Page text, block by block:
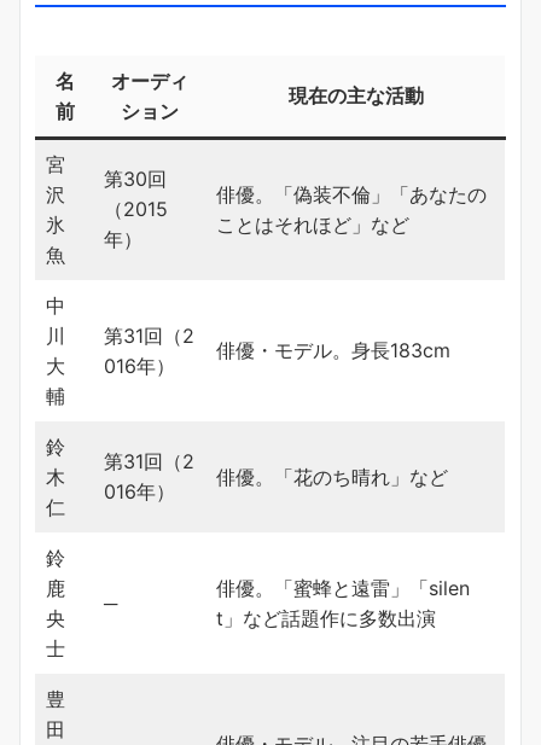
名
前
オーディ
ション
現在の主な活動
宮
沢
氷
魚
第30回
（2015
年）
俳優。「偽装不倫」「あなたの
ことはそれほど」など
中
川
大
輔
第31回（2
016年）
俳優・モデル。身長183cm
鈴
木
仁
第31回（2
016年）
俳優。「花のち晴れ」など
鈴
鹿
央
士
─
俳優。「蜜蜂と遠雷」「silen
t」など話題作に多数出演
豊
田